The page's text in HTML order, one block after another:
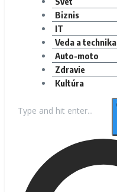
Biznis
IT
Veda a technika
Auto-moto
Zdravie
Kultúra